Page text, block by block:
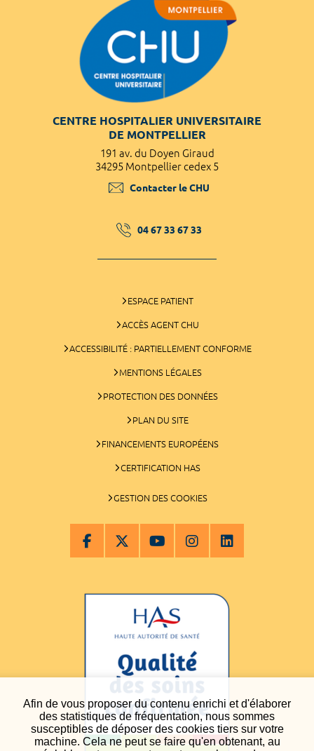
Afin de vous proposer du contenu enrichi et d'élaborer
des statistiques de fréquentation, nous sommes
susceptibles de déposer des cookies tiers sur votre
machine. Cela ne peut se faire qu'en obtenant, au
CENTRE HOSPITALIER UNIVERSITAIRE
DE MONTPELLIER
191 av. du Doyen Giraud
34295 Montpellier cedex 5
Contacter le CHU
04 67 33 67 33
ESPACE PATIENT
ACCÈS AGENT CHU
ACCESSIBILITÉ : PARTIELLEMENT CONFORME
MENTIONS LÉGALES
PROTECTION DES DONNÉES
PLAN DU SITE
FINANCEMENTS EUROPÉENS
CERTIFICATION HAS
GESTION DES COOKIES